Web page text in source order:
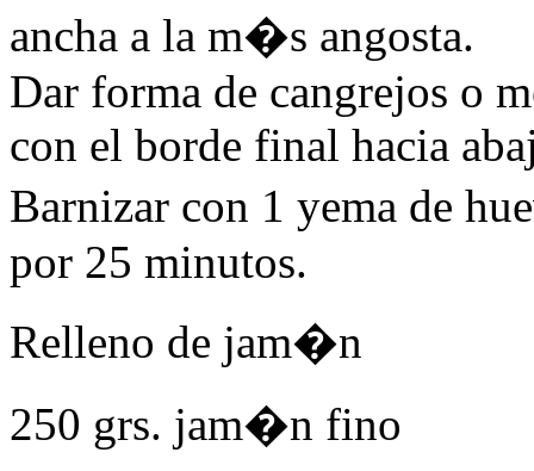
ancha a la m�s angosta.
Dar forma de cangrejos o
con el borde final hacia
Barnizar con 1 yema de
por 25 minutos.
Relleno de jam�n
250 grs. jam�n fino